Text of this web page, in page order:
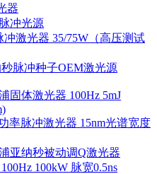
器
冲光源
冲激光器 35/75W（高压测试
秒脉冲种子OEM激光源
固体激光器 100Hz 5mJ
率脉冲激光器 15nm光谱宽度
亚纳秒被动调Q激光器
100kW 脉宽0.5ns